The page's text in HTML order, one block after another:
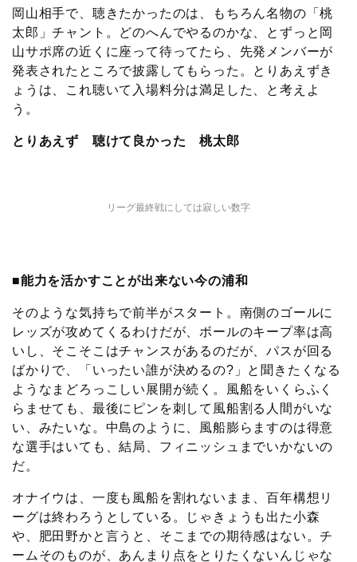
岡山相手で、聴きたかったのは、もちろん名物の「桃
太郎」チャント。どのへんでやるのかな、とずっと岡
山サポ席の近くに座って待ってたら、先発メンバーが
発表されたところで披露してもらった。とりあえずき
ょうは、これ聴いて入場料分は満足した、と考えよ
う。
とりあえず 聴けて良かった 桃太郎
リーグ最終戦にしては寂しい数字
■能力を活かすことが出来ない今の浦和
そのような気持ちで前半がスタート。南側のゴールに
レッズが攻めてくるわけだが、ボールのキープ率は高
いし、そこそこはチャンスがあるのだが、パスが回る
ばかりで、「いったい誰が決めるの?」と聞きたくなる
ようなまどろっこしい展開が続く。風船をいくらふく
らませても、最後にピンを刺して風船割る人間がいな
い、みたいな。中島のように、風船膨らますのは得意
な選手はいても、結局、フィニッシュまでいかないの
だ。
オナイウは、一度も風船を割れないまま、百年構想リ
ーグは終わろうとしている。じゃきょうも出た小森
や、肥田野かと言うと、そこまでの期待感はない。チ
ームそのものが、あんまり点をとりたくないんじゃな